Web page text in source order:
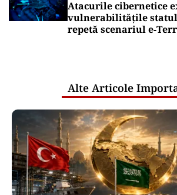
Atacurile cibernetice
vulnerabilitățile
repetă scenariul
Alte Articole